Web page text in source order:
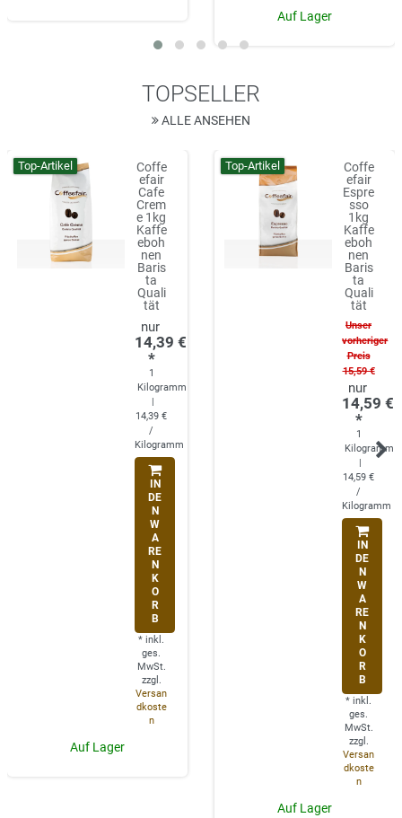
Auf Lager
TOPSELLER
ALLE ANSEHEN
Top-Artikel
Coffe
efair
Cafe
Crem
e 1kg
Kaffe
eboh
nen
Baris
ta
Quali
tät
14,39 €
*
1
Kilogramm
|
14,39 €
/
Kilogramm
IN
DE
N
W
A
RE
N
K
O
R
B
* inkl.
ges.
MwSt.
zzgl.
Versan
dkoste
n
Auf Lager
Top-Artikel
Coffe
efair
Espre
sso
1kg
Kaffe
eboh
nen
Baris
ta
Quali
tät
Unser
vorheriger
Preis
15,59 €
14,59 €
*
1
Kilogramm
|
14,59 €
/
Kilogramm
IN
DE
N
W
A
RE
N
K
O
R
B
* inkl.
ges.
MwSt.
zzgl.
Versan
dkoste
n
Auf Lager